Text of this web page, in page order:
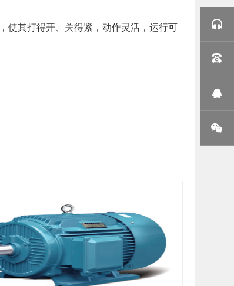
使其打得开、关得紧，动作灵活，运行可